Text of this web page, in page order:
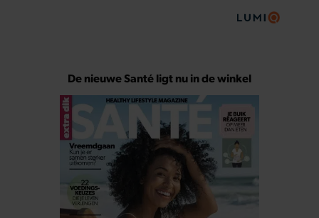
De nieuwe Santé ligt nu in de winkel